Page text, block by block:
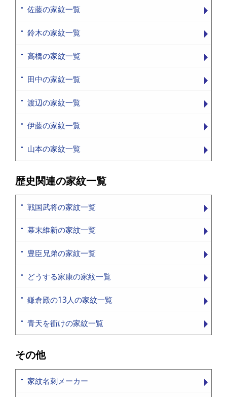
佐藤の家紋一覧
鈴木の家紋一覧
高橋の家紋一覧
田中の家紋一覧
渡辺の家紋一覧
伊藤の家紋一覧
山本の家紋一覧
歴史関連の家紋一覧
戦国武将の家紋一覧
幕末維新の家紋一覧
豊臣兄弟の家紋一覧
どうする家康の家紋一覧
鎌倉殿の13人の家紋一覧
青天を衝けの家紋一覧
その他
家紋名刺メーカー